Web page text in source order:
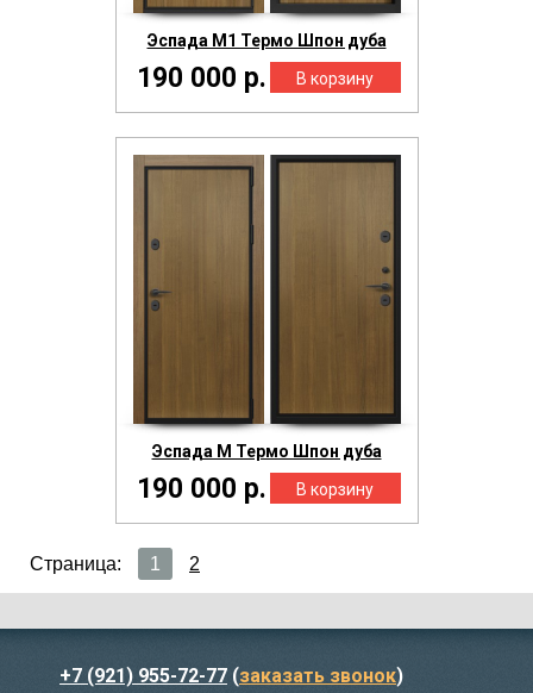
Эспада М1 Термо Шпон дуба
190 000 р.
Эспада М Термо Шпон дуба
190 000 р.
Страница: 1 2
+7 (921) 955-72-77 (заказать звонок)